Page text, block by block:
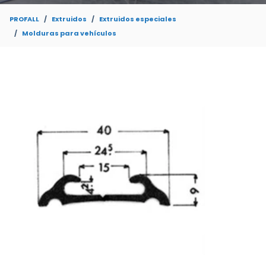
PROFALL Extruidos
Extruidos especiales
Molduras para vehículos